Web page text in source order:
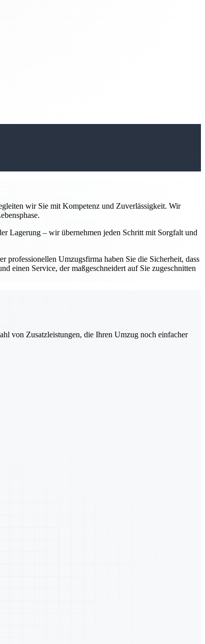
wir Sie mit Kompetenz und Zuverlässigkeit. Wir
Lagerung – wir übernehmen jeden Schritt mit Sorgfalt und
professionellen Umzugsfirma haben Sie die Sicherheit, dass
einen Service, der maßgeschneidert auf Sie zugeschnitten
von Zusatzleistungen, die Ihren Umzug noch einfacher